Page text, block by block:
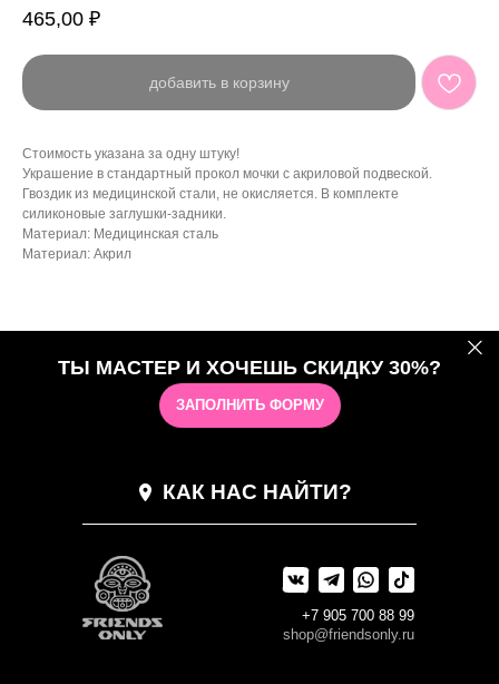
465,00 ₽
добавить в корзину
Стоимость указана за одну штуку!
Украшение в стандартный прокол мочки с акриловой подвеской.
Гвоздик из медицинской стали, не окисляется. В комплекте
силиконовые заглушки-задники.
Материал: Медицинская сталь
Материал: Акрил
ТЫ МАСТЕР И ХОЧЕШЬ СКИДКУ 30%?
ЗАПОЛНИТЬ ФОРМУ
КАК НАС НАЙТИ?
shop@friendsonly.ru
+7 905 700 88 99